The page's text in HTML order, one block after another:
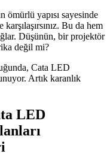
yapısı sayesinde
Bu da hem
Düşünün, bir projektör
değil mi?
Cata LED
Artık karanlık
LED